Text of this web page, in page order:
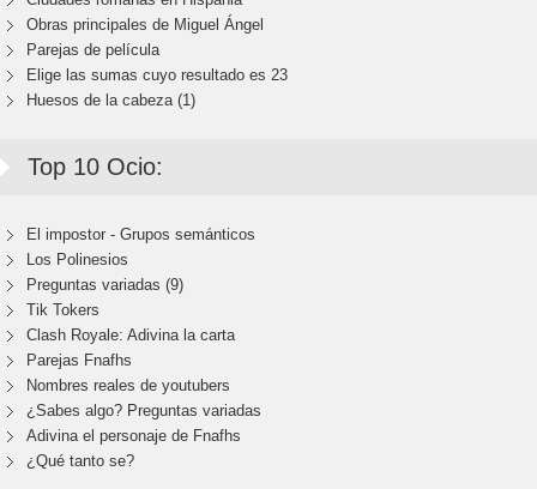
Obras principales de Miguel Ángel
Parejas de película
Elige las sumas cuyo resultado es 23
Huesos de la cabeza (1)
Top 10 Ocio:
El impostor - Grupos semánticos
Los Polinesios
Preguntas variadas (9)
Tik Tokers
Clash Royale: Adivina la carta
Parejas Fnafhs
Nombres reales de youtubers
¿Sabes algo? Preguntas variadas
Adivina el personaje de Fnafhs
¿Qué tanto se?